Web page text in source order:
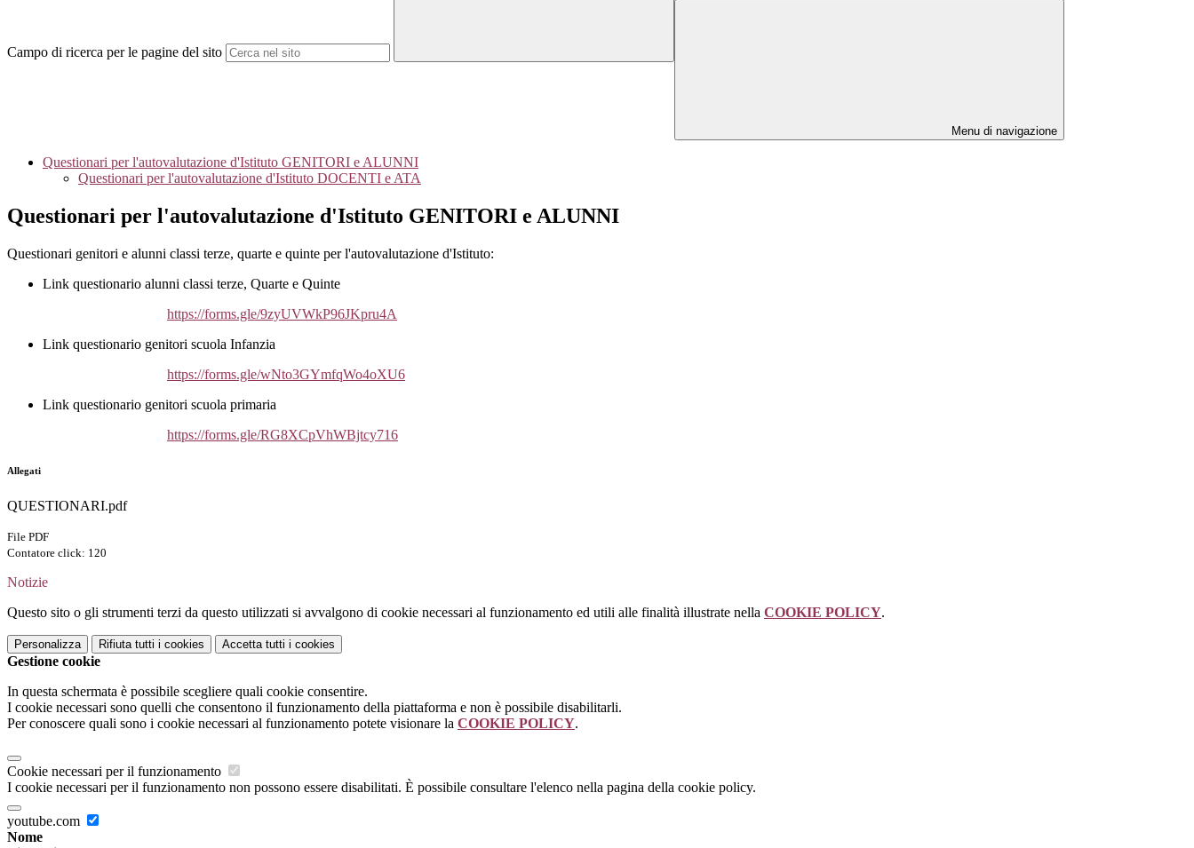
Campo di ricerca per le pagine del sito
Menu di navigazione
Questionari per l'autovalutazione d'Istituto GENITORI e ALUNNI
Questionari per l'autovalutazione d'Istituto DOCENTI e ATA
Questionari per l'autovalutazione d'Istituto GENITORI e ALUNNI
Questionari genitori e alunni classi terze, quarte e quinte per l'autovalutazione d'Istituto:
Link questionario alunni classi terze, Quarte e Quinte
https://forms.gle/9zyUVWkP96JKpru4A
Link questionario genitori scuola Infanzia
https://forms.gle/wNto3GYmfqWo4oXU6
Link questionario genitori scuola primaria
https://forms.gle/RG8XCpVhWBjtcy716
Allegati
QUESTIONARI.pdf
File PDF
Contatore click: 120
Notizie
Questo sito o gli strumenti terzi da questo utilizzati si avvalgono di cookie necessari al funzionamento ed utili alle finalità illustrate nella COOKIE POLICY.
Personalizza Rifiuta tutti i cookies Accetta tutti i cookies
Gestione cookie
In questa schermata è possibile scegliere quali cookie consentire.
I cookie necessari sono quelli che consentono il funzionamento della piattaforma e non è possibile disabilitarli.
Per conoscere quali sono i cookie necessari al funzionamento potete visionare la COOKIE POLICY.
Cookie necessari per il funzionamento
I cookie necessari per il funzionamento non possono essere disabilitati. È possibile consultare l'elenco nella pagina della cookie policy.
youtube.com
Nome